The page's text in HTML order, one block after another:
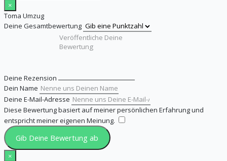
×
Toma Umzug
Deine Gesamtbewertung
Deine Rezension
Dein Name
Deine E-Mail-Adresse
Diese Bewertung basiert auf meiner persönlichen Erfahrung und
entspricht meiner eigenen Meinung.
Gib Deine Bewertung ab
×